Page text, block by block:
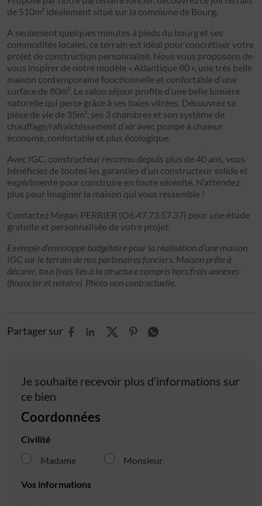
de 510m² idéalement situé sur la commune de Bourg.
A seulement quelques minutes à pieds du bourg et ses
commodités locales, ce terrain est idéal pour concrétiser votre
projet de construction personnalisé. Nous vous proposons de
vous inspirer de notre modèle « Atlantique 80 », une très belle
maison contemporaine fonctionnelle et confortable d’une
surface de 80m². Le salon séjour profite d’une belle lumière
naturelle qui perce grâce à ses baies vitrées. Découvrez sa
pièce de vie de 35m², ses 3 chambres et son système de
chauffage/rafraichissement d’air avec pompe à chaleur
économe, confortable et plus écologique.
Avec IGC, constructeur reconnu depuis plus de 40 ans, vous
bénéficiez de toutes les garanties d’un constructeur solide et
expérimenté pour construire en toute sérénité. N’attendez
plus pour imaginer la maison qui vous ressemble !
Contactez Megan PERRIER (O6.47.73.57.37) pour une étude
gratuite et personnalisée de votre projet.
Exemple d’enveloppe budgétaire pour la réalisation d’une maison
IGC sur le terrain de nos partenaires fonciers. Maison prête à
décorer, tous frais liés à la structure compris hors frais annexes
(financier et notaire). Photo non contractuelle.
Partager sur
Je souhaite recevoir plus d’informations sur
ce bien
Coordonnées
Civilité
Madame
Monsieur
Vos informations